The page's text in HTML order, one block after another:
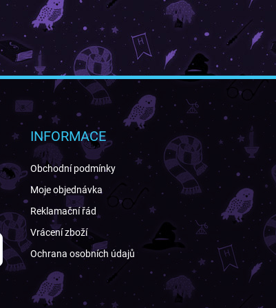
INFORMACE
Obchodní podmínky
Moje objednávka
Reklamační řád
Vrácení zboží
Ochrana osobních údajů